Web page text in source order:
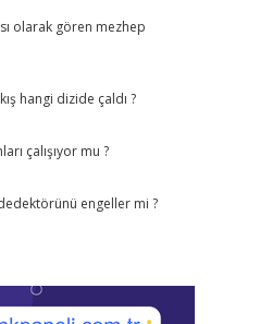
olarak gören mezhep
hangi dizide çaldı ?
çalışıyor mu ?
engeller mi ?